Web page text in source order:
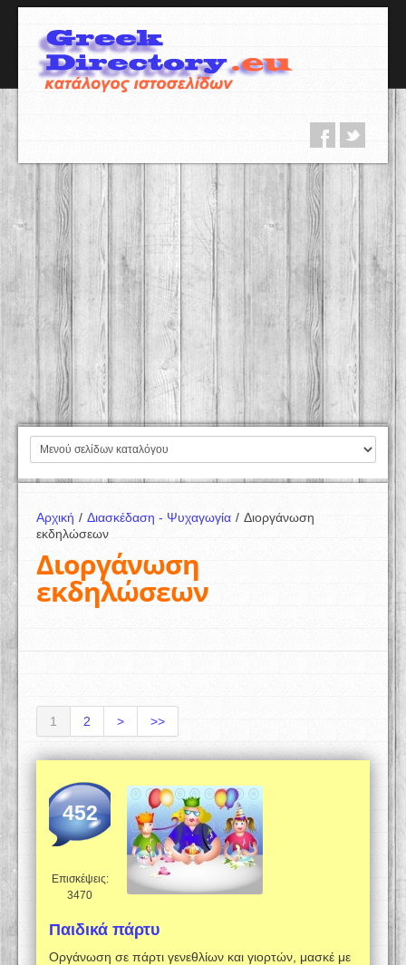
Αρχική / Διασκέδαση - Ψυχαγωγία / Διοργάνωση
εκδηλώσεων
Διοργάνωση
εκδηλώσεων
1 2 > >>
452
Επισκέψεις:
3470
Παιδικά πάρτυ
Οργάνωση σε πάρτι γενεθλίων και γιορτών, μασκέ με